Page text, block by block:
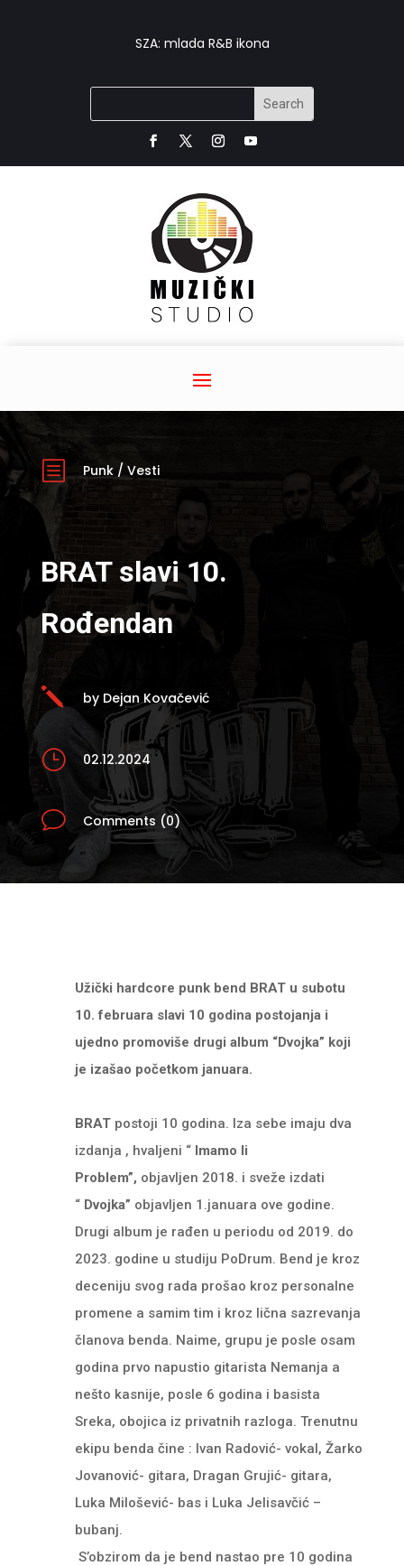
SZA: mlada R&B ikona
b Punk/ Vesti
BRAT slavi 10.
Rođendan
j by Dejan Kovačević
} 02.12.2024
v Comments (0)
Užički hardcore punk bend BRAT u subotu
10. februara slavi 10 godina postojanja i
ujedno promoviše drugi album “Dvojka” koji
je izašao početkom januara.
BRAT postoji 10 godina. Iza sebe imaju dva
izdanja , hvaljeni “ Imamo li
Problem”, objavljen 2018. i sveže izdati
“ Dvojka” objavljen 1.januara ove godine.
Drugi album je rađen u periodu od 2019. do
2023. godine u studiju PoDrum. Bend je kroz
deceniju svog rada prošao kroz personalne
promene a samim tim i kroz lična sazrevanja
članova benda. Naime, grupu je posle osam
godina prvo napustio gitarista Nemanja a
nešto kasnije, posle 6 godina i basista
Sreka, obojica iz privatnih razloga. Trenutnu
ekipu benda čine : Ivan Radović- vokal, Žarko
Jovanović- gitara, Dragan Grujić- gitara,
Luka Milošević- bas i Luka Jelisavčić –
bubanj.
S’obzirom da je bend nastao pre 10 godina